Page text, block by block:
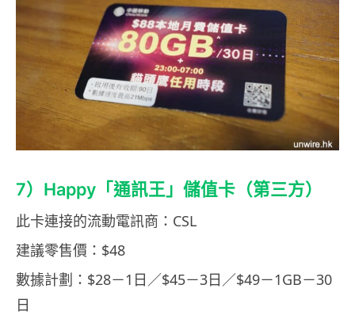
7）Happy「通訊王」儲值卡（第三方）
此卡連接的流動電訊商：CSL
建議零售價：$48
數據計劃：$28－1日／$45－3日／$49－1GB－30
日